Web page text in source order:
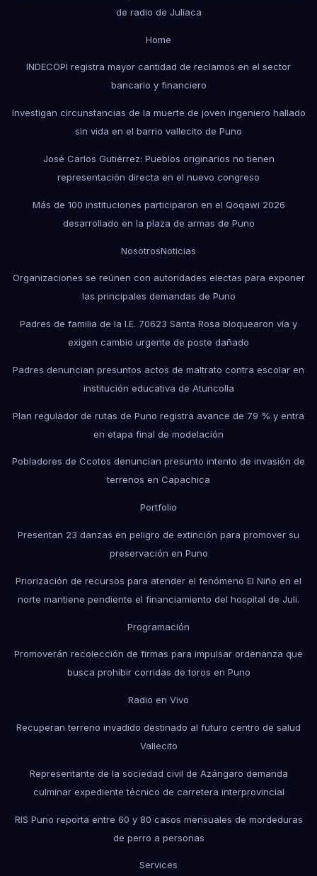
de radio de Juliaca
Home
INDECOPI registra mayor cantidad de reclamos en el sector
bancario y financiero
Investigan circunstancias de la muerte de joven ingeniero hallado
sin vida en el barrio vallecito de Puno
José Carlos Gutiérrez: Pueblos originarios no tienen
representación directa en el nuevo congreso
Más de 100 instituciones participaron en el Qoqawi 2026
desarrollado en la plaza de armas de Puno
NosotrosNoticias
Organizaciones se reúnen con autoridades electas para exponer
las principales demandas de Puno
Padres de familia de la I.E. 70623 Santa Rosa bloquearon vía y
exigen cambio urgente de poste dañado
Padres denuncian presuntos actos de maltrato contra escolar en
institución educativa de Atuncolla
Plan regulador de rutas de Puno registra avance de 79 % y entra
en etapa final de modelación
Pobladores de Ccotos denuncian presunto intento de invasión de
terrenos en Capachica
Portfolio
Presentan 23 danzas en peligro de extinción para promover su
preservación en Puno
Priorización de recursos para atender el fenómeno El Niño en el
norte mantiene pendiente el financiamiento del hospital de Juli.
Programación
Promoverán recolección de firmas para impulsar ordenanza que
busca prohibir corridas de toros en Puno
Radio en Vivo
Recuperan terreno invadido destinado al futuro centro de salud
Vallecito
Representante de la sociedad civil de Azángaro demanda
culminar expediente técnico de carretera interprovincial
RIS Puno reporta entre 60 y 80 casos mensuales de mordeduras
de perro a personas
Services